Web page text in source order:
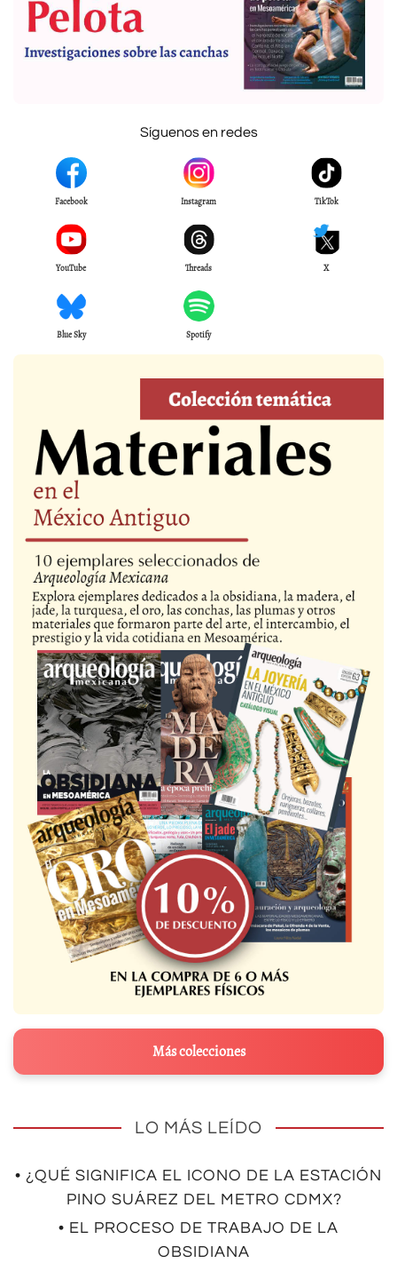
Síguenos en redes
Facebook Instagram TikTok
YouTube Threads X
Blue Sky Spotify
Más colecciones
LO MÁS LEÍDO
• ¿QUÉ SIGNIFICA EL ICONO DE LA ESTACIÓN
PINO SUÁREZ DEL METRO CDMX?
• EL PROCESO DE TRABAJO DE LA
OBSIDIANA